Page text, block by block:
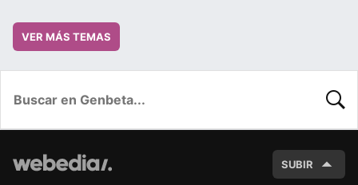
VER MÁS TEMAS
SUBIR